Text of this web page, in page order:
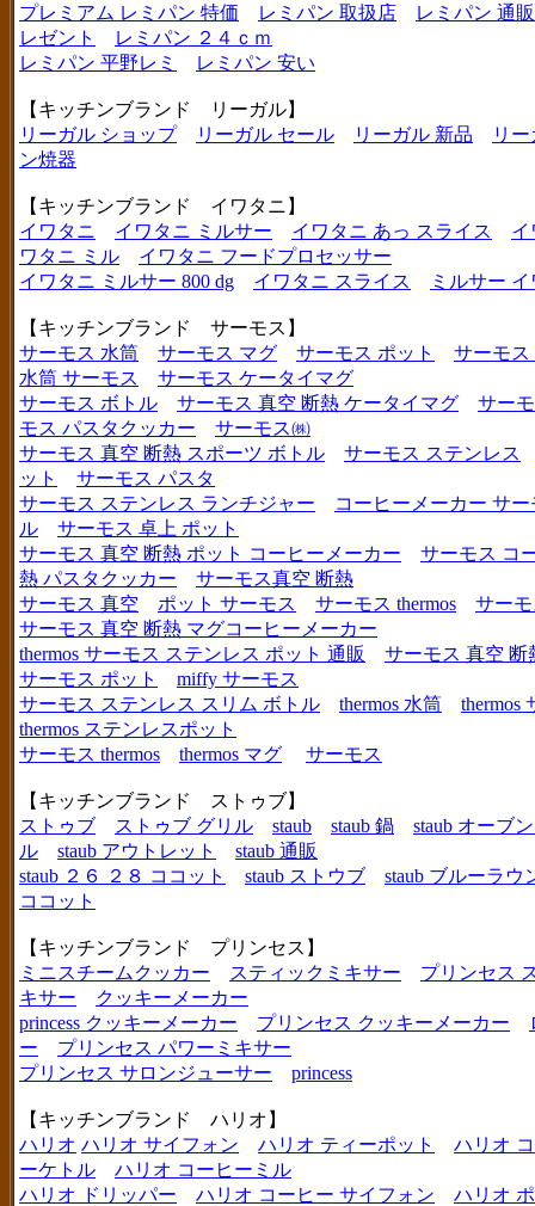
プレミアム レミパン 特価 レミパン 取扱店
レミパン 通販
レゼント
レミパン ２４ｃｍ
レミパン 平野レミ
レミパン 安い
【キッチンブランド リーガル】
リーガル ショップ
リーガル セール リーガル 新品
リ
ン焼器
【キッチンブランド イワタニ】
イワタニ
イワタニ ミルサー イワタニ あっ スライス
イ
ワタニ ミル
イワタニ フードプロセッサー
イワタニ ミルサー 800 dg
イワタニ スライス ミルサー
【キッチンブランド サーモス】
サーモス 水筒
サーモス マグ サーモス ポット
サーモス
水筒 サーモス
サーモス ケータイマグ
サーモス ボトル
サーモス 真空 断熱 ケータイマグ
サー
モス パスタクッカー
サーモス㈱
サーモス 真空 断熱 スポーツ ボトル
サーモス ステンレス
ット
サーモス パスタ
サーモス ステンレス ランチジャー
コーヒーメーカー サー
ル
サーモス 卓上 ポット
サーモス 真空 断熱 ポット コーヒーメーカー
サーモス コ
熱 パスタクッカー
サーモス真空 断熱
サーモス 真空
ポット サーモス サーモス thermos
サー
サーモス 真空 断熱 マグコーヒーメーカー
thermos サーモス ステンレス ポット 通販
サーモス 真空 断
サーモス ポット
miffy サーモス
サーモス ステンレス スリム ボトル
thermos 水筒
thermos
thermos ステンレスポット
サーモス thermos
thermos マグ サーモス
【キッチンブランド ストゥブ】
ストゥブ
ストゥブ グリル staub staub 鍋
staub オーブ
ル
staub アウトレット
staub 通販
staub ２６ ２８ ココット
staub ストウブ
staub ブルーラウ
ココット
【キッチンブランド プリンセス】
ミニスチームクッカー
スティックミキサー
プリンセス
キサー
クッキーメーカー
princess クッキーメーカー
プリンセス クッキーメーカー
ー
プリンセス パワーミキサー
プリンセス サロンジューサー
princess
【キッチンブランド ハリオ】
ハリオ ハリオ サイフォン ハリオ ティーポット
ハリオ
ーケトル
ハリオ コーヒーミル
ハリオ ドリッパー
ハリオ コーヒー サイフォン
ハリオ